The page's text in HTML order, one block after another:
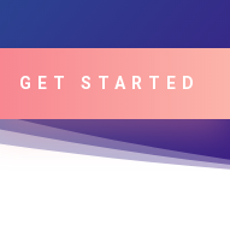
GET STARTED